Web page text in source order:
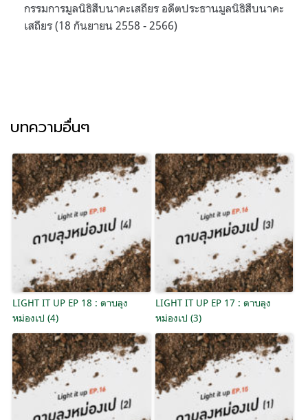
กรรมการมูลนิธิสืบนาคะเสถียร อดีตประธานมูลนิธิสืบนาคะ
เสถียร (18 กันยายน 2558 - 2566)
บทความอื่นๆ
LIGHT IT UP EP 18 : ดาบลุง
หม่องเป (4)
LIGHT IT UP EP 17 : ดาบลุง
หม่องเป (3)